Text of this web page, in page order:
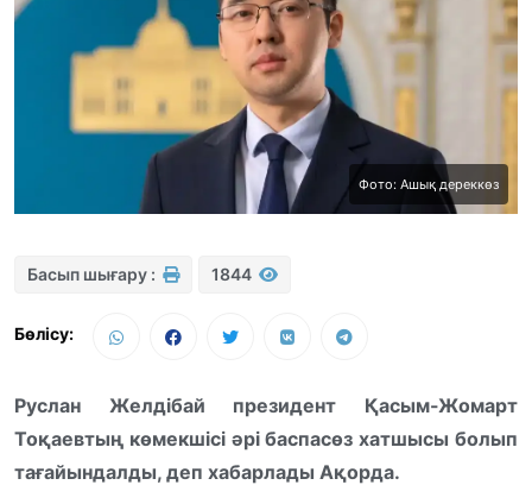
Фото: Ашық дереккөз
Басып шығару : 1844
Бөлісу:
Руслан Желдібай президент Қасым-Жомарт
Тоқаевтың көмекшісі әрі баспасөз хатшысы болып
тағайындалды, деп хабарлады Ақорда.